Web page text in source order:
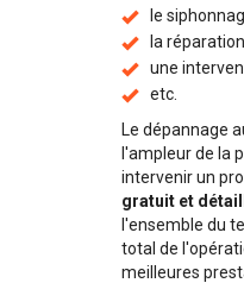
le
la
une
etc.
Le dépannage
l'ampleur de la
intervenir un
gratuit et
l'ensemble du
total de
meilleures